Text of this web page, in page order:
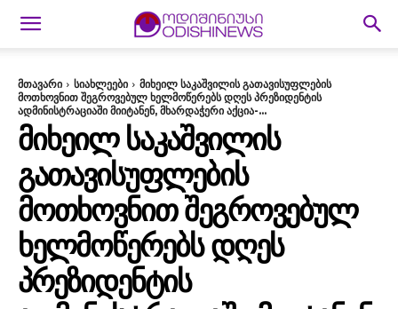
მთავარი სიახლეები
მიხეილ საკაშვილის გათავისუფლების
მოთხოვნით შეგროვებულ ხელმოწერებს დღეს პრეზიდენტის
ადმინისტრაციაში მიიტანენ, მხარდაჭერი აქცია-...
ᲛᲘᲮᲔᲘᲚ ᲡᲐᲙᲐᲨᲕᲘᲚᲘᲡ
ᲒᲐᲗᲐᲕᲘᲡᲣᲤᲚᲔᲑᲘᲡ
ᲛᲝᲗᲮᲝᲕᲜᲘᲗ ᲨᲔᲒᲠᲝᲕᲔᲑᲣᲚ
ᲮᲔᲚᲛᲝᲬᲔᲠᲔᲑᲡ ᲓᲦᲔᲡ
ᲞᲠᲔᲖᲘᲓᲔᲜᲢᲘᲡ